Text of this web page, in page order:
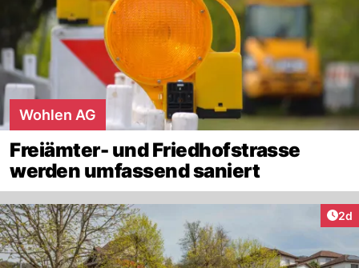
Wohlen AG
Freiämter- und Friedhofstrasse
werden umfassend saniert
2d